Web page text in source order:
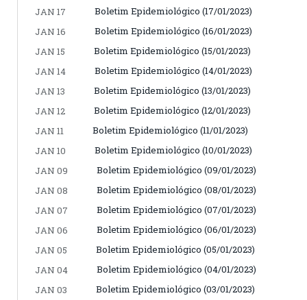
JAN 17
Boletim Epidemiológico (17/01/2023)
JAN 16
Boletim Epidemiológico (16/01/2023)
JAN 15
Boletim Epidemiológico (15/01/2023)
JAN 14
Boletim Epidemiológico (14/01/2023)
JAN 13
Boletim Epidemiológico (13/01/2023)
JAN 12
Boletim Epidemiológico (12/01/2023)
JAN 11
Boletim Epidemiológico (11/01/2023)
JAN 10
Boletim Epidemiológico (10/01/2023)
JAN 09
Boletim Epidemiológico (09/01/2023)
JAN 08
Boletim Epidemiológico (08/01/2023)
JAN 07
Boletim Epidemiológico (07/01/2023)
JAN 06
Boletim Epidemiológico (06/01/2023)
JAN 05
Boletim Epidemiológico (05/01/2023)
JAN 04
Boletim Epidemiológico (04/01/2023)
JAN 03
Boletim Epidemiológico (03/01/2023)